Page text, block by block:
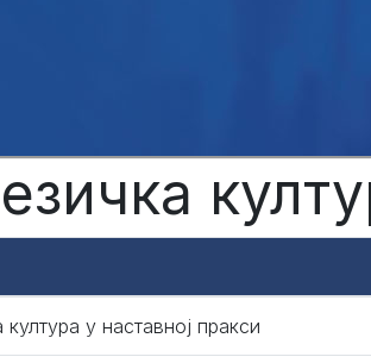
култура у наставној пракси